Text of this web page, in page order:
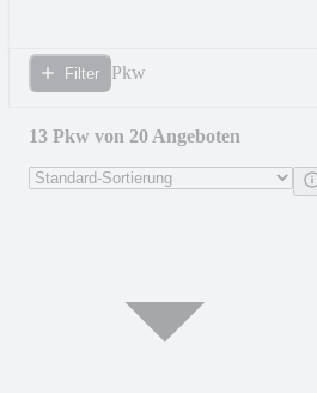
Filter Pkw
13 Pkw von 20 Angeboten